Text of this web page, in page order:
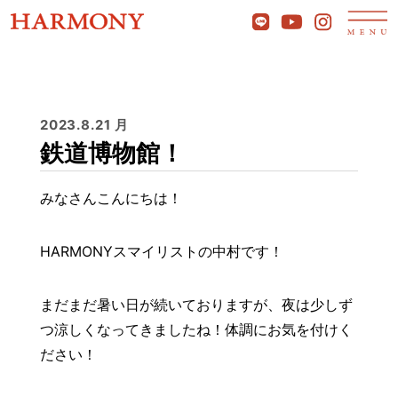
2023.8.21 月
鉄道博物館！
みなさんこんにちは！
HARMONYスマイリストの中村です！
まだまだ暑い日が続いておりますが、夜は少しず
つ涼しくなってきましたね！体調にお気を付けく
ださい！